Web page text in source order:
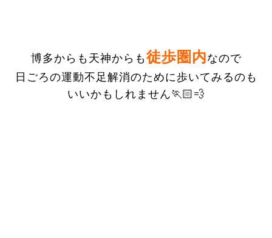
博多からも天神からも徒歩圏内なので
日ごろの運動不足解消のために歩いてみるのも
いいかもしれません🏃🏻💨